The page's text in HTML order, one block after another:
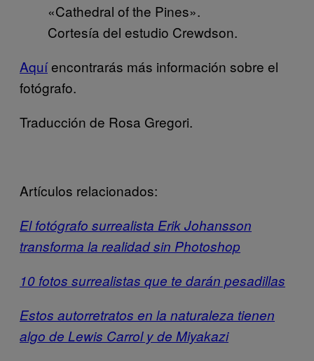
«Cathedral of the Pines».
Cortesía del estudio Crewdson.
Aquíencontrarás más información sobre el
fotógrafo.
Traducción de Rosa Gregori.
Artículos relacionados:
El fotógrafo surrealista Erik Johansson
transforma la realidad sin Photoshop
10 fotos surrealistas que te darán pesadillas
Estos autorretratos en la naturaleza tienen
algo de Lewis Carrol y de Miyakazi